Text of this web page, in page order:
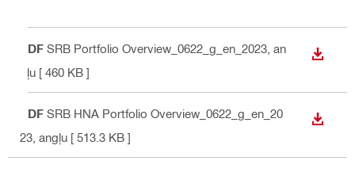
PDF SRB Portfolio Overview_0622_g_en_2023 , an
gļu [ 460 KB ]
PDF SRB HNA Portfolio Overview_0622_g_en_20
23 , angļu [ 513.3 KB ]